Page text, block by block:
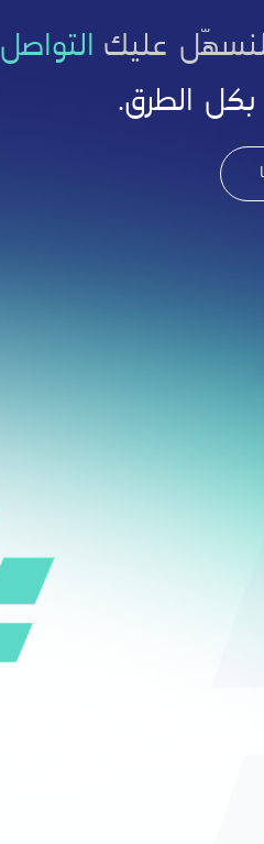
لنسهّل عليك التواصل
الطرق.